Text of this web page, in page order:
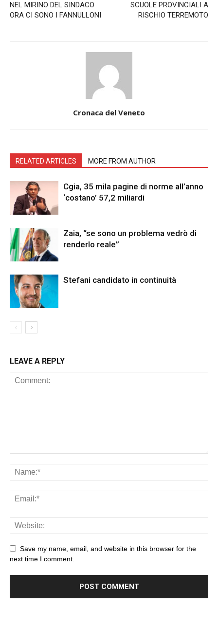
NEL MIRINO DEL SINDACO
ORA CI SONO I FANNULLONI
SCUOLE PROVINCIALI A
RISCHIO TERREMOTO
Cronaca del Veneto
RELATED ARTICLES MORE FROM AUTHOR
Cgia, 35 mila pagine di norme all’anno
‘costano’ 57,2 miliardi
Zaia, “se sono un problema vedrò di
renderlo reale”
Stefani candidato in continuità
LEAVE A REPLY
Save my name, email, and website in this browser for the
next time I comment.